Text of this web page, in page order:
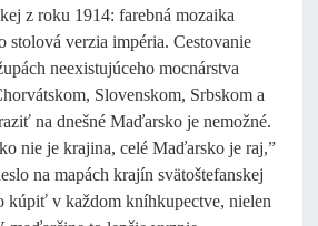
z roku 1914: farebná mozaika
stolová verzia impéria. Cestovanie
neexistujúceho mocnárstva
Slovenskom, Srbskom a
na dnešné Maďarsko je nemožné.
nie je krajina, celé Maďarsko je raj,”
na mapách krajín svätoštefanskej
kúpiť v každom kníhkupectve, nielen